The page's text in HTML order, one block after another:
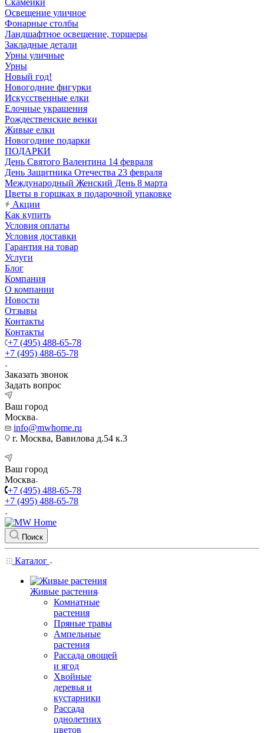
Скамейки
Освещение уличное
Фонарные столбы
Ландшафтное освещение, торшеры
Закладные детали
Урны уличные
Урны
Новый год!
Новогодние фигурки
Искусственные елки
Елочные украшения
Рождественские венки
Живые елки
Новогодние подарки
ПОДАРКИ
День Святого Валентина 14 февраля
День Защитника Отечества 23 февраля
Международный Женский День 8 марта
Цветы в горшках в подарочной упаковке
Акции
Как купить
Условия оплаты
Условия доставки
Гарантия на товар
Услуги
Блог
Компания
О компании
Новости
Отзывы
Контакты
Контакты
+7 (495) 488-65-78
+7 (495) 488-65-78
Заказать звонок
Задать вопрос
Ваш город
Москва
info@mwhome.ru
г. Москва, Вавилова д.54 к.3
Ваш город
Москва
+7 (495) 488-65-78
+7 (495) 488-65-78
Поиск
Каталог
Живые растения
Комнатные
растения
Пряные травы
Ампельные
растения
Рассада овощей
и ягод
Хвойные
деревья и
кустарники
Рассада
однолетних
цветов